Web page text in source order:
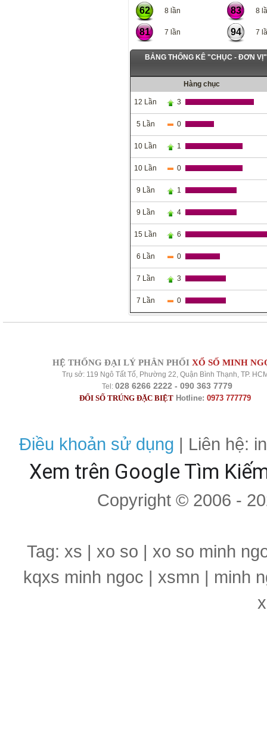
62 8 lần 83 8
81 7 lần 94 7
BẢNG THỐNG KÊ "CHỤC - ĐƠN
Hàng chục
12 Lần 3
5 Lần 0
10 Lần 1
10 Lần 0
9 Lần 1
9 Lần 4
15 Lần 6
6 Lần 0
7 Lần 3
7 Lần 0
HỆ THỐNG ĐẠI LÝ PHÂN PHỐI XỔ SỐ MINH
Trụ sở: 119 Ngô Tất Tố, Phường 22, Quận Bình Thạnh, TP.
Tel: 028 6266 2222 - 090 363 7779
ĐỔI SỐ TRÚNG ĐẶC BIỆT Hotline: 0973 777779
Điều khoản sử dụng | Liên hệ:
Xem trên Google Tìm
Copyright © 2006 -
Tag: xs | xo so | xo so minh
kqxs minh ngoc | xsmn | minh